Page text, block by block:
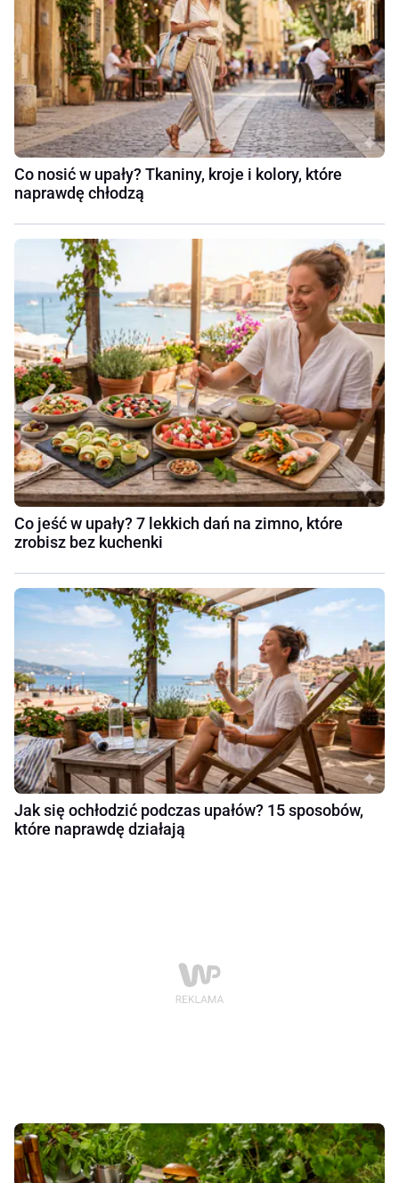
Co nosić w upały? Tkaniny, kroje i kolory, które
naprawdę chłodzą
Co jeść w upały? 7 lekkich dań na zimno, które
zrobisz bez kuchenki
Jak się ochłodzić podczas upałów? 15 sposobów,
które naprawdę działają